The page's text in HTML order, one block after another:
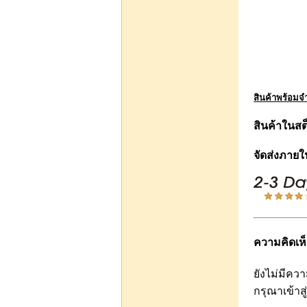
สินค้าพร้อมจ
สินค้าในส
จัดส่งภายใ
ความคิดเ
ยังไม่มีคว
กรุณาเข้า